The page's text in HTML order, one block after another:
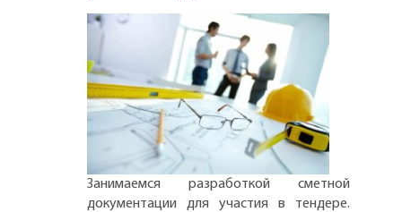
Занимаемся разработкой сметной
документации для участия в тендере.